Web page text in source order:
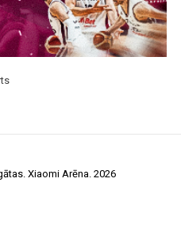
Xiaomi Arēna. 2026